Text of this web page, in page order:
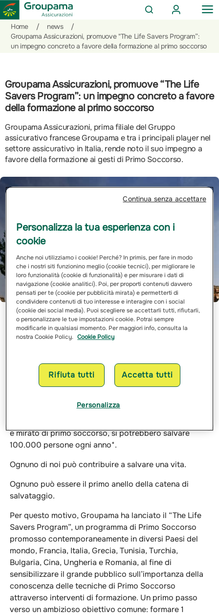
Salta
contenuto
prodotti
sezione
Privati
alle
azioni
CERCA
AREA
CLIENTI
Home
/ news
/
Groupama Assicurazioni, promuove "The Life Savers Program”:
un impegno concreto a favore della formazione al primo soccorso
Groupama Assicurazioni, promuove “The Life
Savers Program”: un impegno concreto a favore
della formazione al primo soccorso
Groupama Assicurazioni, prima filiale del Gruppo
assicurativo francese Groupama e tra i principali player nel
settore assicurativo in Italia, rende noto il suo impegno a
favore della formazione ai gesti di Primo Soccorso.
Riconoscere un infarto, sapere come reagire in caso di
un’emergenza dovuta ad un soffocamento o ad uno
svenimento: sono tutte situazioni che possono
cittadini, tutti possiamo giocare un ruolo responsabile
nell’intervenire ed aiutare. In Italia, si stima che solo nel
15% dei casi venga eseguita una rianimazione prima
minuti dopo il malore. E se la percentuale aumentasse
e mirato di primo soccorso, si potrebbero salvare
100.000 persone ogni anno*.
Ognuno di noi può contribuire a salvare una vita.
Ognuno può essere il primo anello della catena di
salvataggio.
Per questo motivo, Groupama ha lanciato il “The Life
Savers Program”, un programma di Primo Soccorso
promosso contemporaneamente in diversi Paesi del
mondo, Francia, Italia, Grecia, Tunisia, Turchia,
Bulgaria, Cina, Ungheria e Romania, al fine di
sensibilizzare il grande pubblico sull’importanza della
conoscenza delle tecniche di Primo Soccorso
attraverso interventi di formazione. Un primo passo
verso un ambizioso obiettivo comune: formare 1
Personalizza la tua esperienza con i
cookie
Anche noi utilizziamo i cookie! Perché? In primis, per fare in modo
che i nostri siti funzionino meglio (cookie tecnici), per migliorare le
loro funzionalità (cookie di funzionalità) e per misurare i dati di
navigazione (cookie analitici). Poi, per proporti contenuti davvero
pensati per te (cookie per pubblicità mirata) e permetterti di
condividere contenuti di tuo interesse e interagire con i social
(cookie dei social media). Puoi scegliere se accettarli tutti, rifiutarli,
o personalizzare le tue impostazioni cookie. Potrai sempre
modificarle in qualsiasi momento. Per maggiori info, consulta la
nostra Cookie Policy. Cookie Policy
Rifiuta tutti Accetta tutti
Personalizza
Continua senza accettare